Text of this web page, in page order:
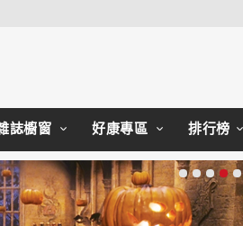
誌櫥窗 好康專區 排行榜